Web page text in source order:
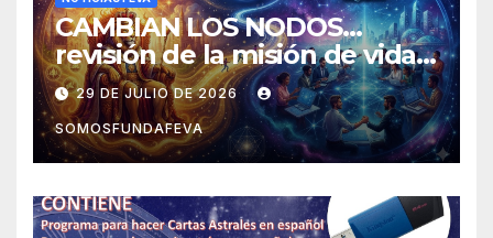
CAMBIAN LOS NODOS…
revisión de la misión de vida y
experiencias
29 DE JULIO DE 2026
SOMOSFUNDAFEVA